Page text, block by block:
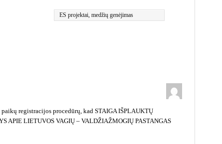
ES projektai, medžių genėjimas
registracijos procedūrų, kad STAIGA IŠPLAUKTŲ
APIE LIETUVOS VAGIŲ – VALDŽIAŽMOGIŲ PASTANGAS